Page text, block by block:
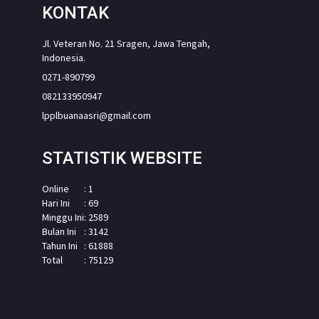
KONTAK
Jl. Veteran No. 21 Sragen, Jawa Tengah,
Indonesia.
0271-890799
082133950947
lpplbuanaasri@gmail.com
STATISTIK WEBSITE
Online
: 1
Hari Ini
: 69
Minggu Ini: 2589
Bulan Ini
: 3142
Tahun Ini
: 61888
Total
: 75129